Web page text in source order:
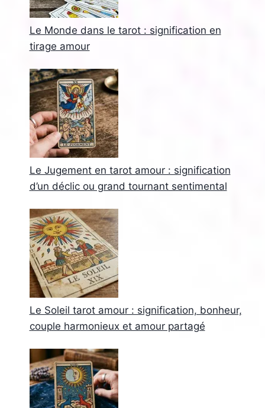
Le Monde dans le tarot : signification en
tirage amour
Le Jugement en tarot amour : signification
d’un déclic ou grand tournant sentimental
Le Soleil tarot amour : signification, bonheur,
couple harmonieux et amour partagé